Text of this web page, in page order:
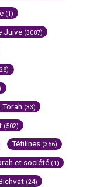
(1)
Juive (3087)
Torah (33)
(502)
Téfilines (356)
et société (1)
(24)